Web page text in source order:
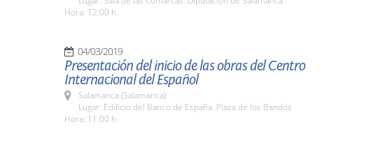
Hora: 12:00 h.
04/03/2019
Presentación del inicio de las obras del Centro
Internacional del Español
Salamanca (Salamanca)
Lugar: Edificio del Banco de España. Plaza de los Bandos
Hora: 11:00 h.